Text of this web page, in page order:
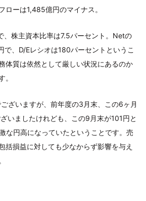
ローは1,485億円のマイナス。
、株主資本比率は7.5パーセント。Netの
、D/Eレシオは180パーセントというこ
体質は依然として厳しい状況にあるのか
。
ざいますが、前年度の3月末、この6ヶ月
いましたけれども、この9月末が101円と
な円高になっていたということです。売
括損益に対しても少なからず影響を与え